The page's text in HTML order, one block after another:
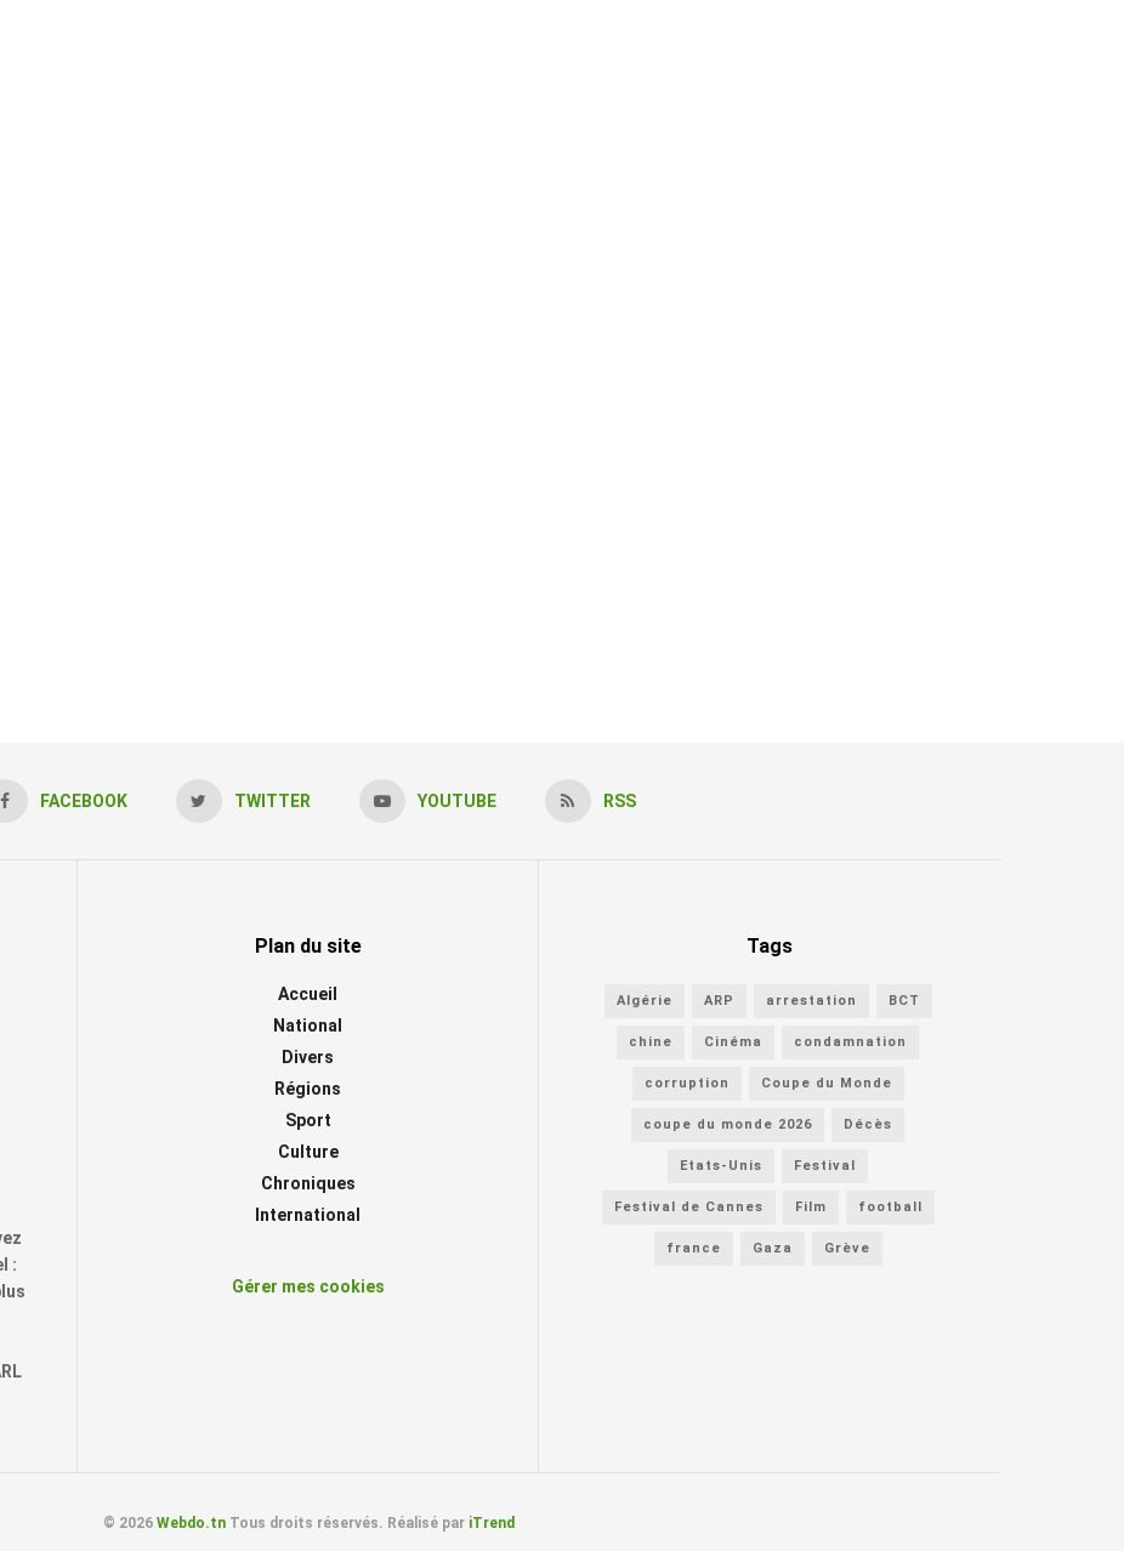
FACEBOOK TWITTER YOUTUBE RSS
:
Plan du site
Accueil
National
Divers
Régions
Sport
Culture
Chroniques
International
Gérer mes cookies
Tags
Algérie ARP arrestation BCT
chine Cinéma condamnation
corruption Coupe du Monde
coupe du monde 2026 Décès
Etats-Unis Festival
Festival de Cannes Film football
france Gaza Grève
© 2026 Webdo.tnTous droits réservés. Réalisé par iTrend